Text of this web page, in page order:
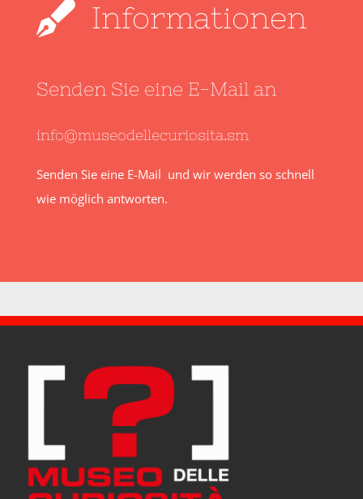
Informationen
Senden Sie eine E-Mail an
info@museodellecuriosita.sm
Senden Sie eine E-Mail und wir werden so schnell
wie möglich antworten.